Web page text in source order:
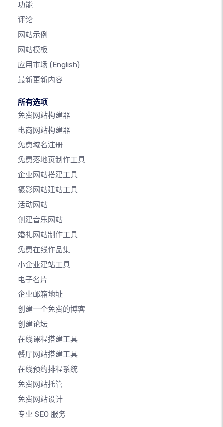
功能
评论
网站示例
网站模板
应用市场 (English)
最新更新内容
所有选项
免费网站构建器
电商网站构建器
免费域名注册
免费落地页制作工具
企业网站搭建工具
摄影网站建站工具
活动网站
创建音乐网站
婚礼网站制作工具
免费在线作品集
小企业建站工具
电子名片
企业邮箱地址
创建一个免费的博客
创建论坛
在线课程搭建工具
餐厅网站搭建工具
在线预约排程系统
免费网站托管
免费网站设计
专业 SEO 服务